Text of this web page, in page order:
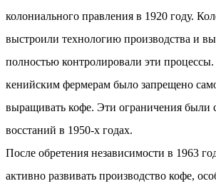
колониального правления в 1920 году.
выстроили технологию производства и
полностью контролировали эти
кенийским фермерам было запрещено
выращивать кофе. Эти ограничения были
восстаний в 1950-х годах.
После обретения независимости в 1963
активно развивать производство кофе,